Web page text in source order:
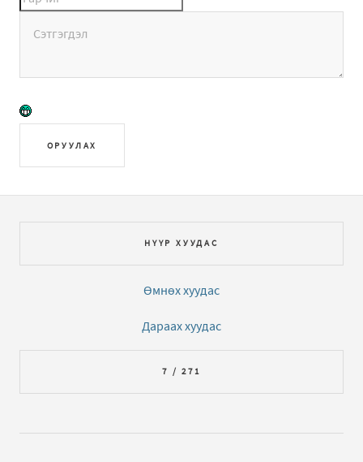
ОРУУЛАХ
НҮҮР ХУУДАС
Өмнөх хуудас
Дараах хуудас
7 / 271